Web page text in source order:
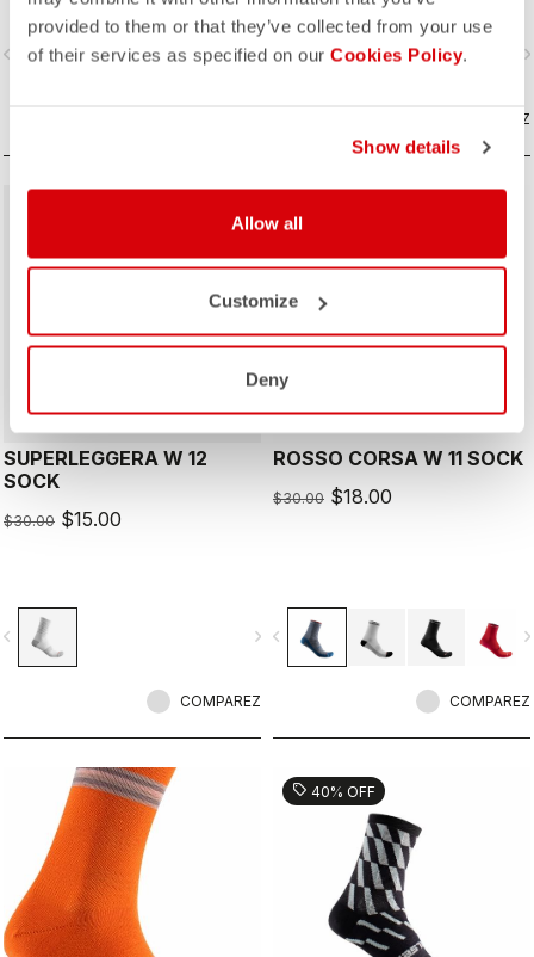
provided to them or that they’ve collected from your use
of their services as specified on our Cookies Policy.
Show details
Allow all
Customize
Deny
pruebas que respaldan sus
prestaciones aerodinámicas.
navigate_next
pruebas contrarreloj.
navigate_before
COMPAREZ
SUPERLEGGERA W 12
SOCK
$30.00 $15.00
navigate_next
COMPAREZ
ROSSO CORSA
ROSSO CORSA W 11 SOCK
$30.00 $18.00
navigate_before
COMPAREZ
sell 40% OFF